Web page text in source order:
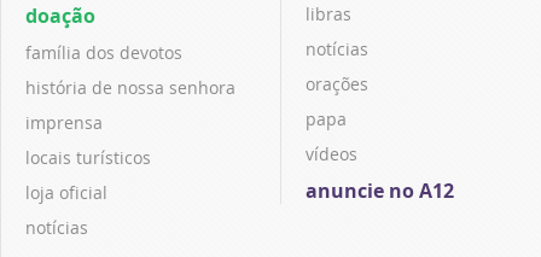
doação
família dos devotos
história de nossa senhora
imprensa
locais turísticos
loja oficial
notícias
libras
notícias
orações
papa
vídeos
anuncie no A12